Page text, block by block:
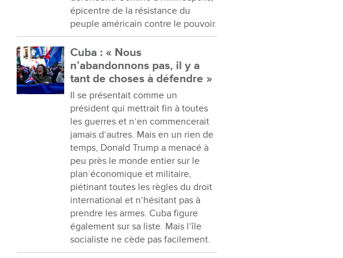
épicentre de la résistance du
peuple américain contre le pouvoir.
Cuba : « Nous
n’abandonnons pas, il y a
tant de choses à défendre »
Il se présentait comme un
président qui mettrait fin à toutes
les guerres et n’en commencerait
jamais d’autres. Mais en un rien de
temps, Donald Trump a menacé à
peu près le monde entier sur le
plan économique et militaire,
piétinant toutes les règles du droit
international et n’hésitant pas à
prendre les armes. Cuba figure
également sur sa liste. Mais l’île
socialiste ne cède pas facilement.